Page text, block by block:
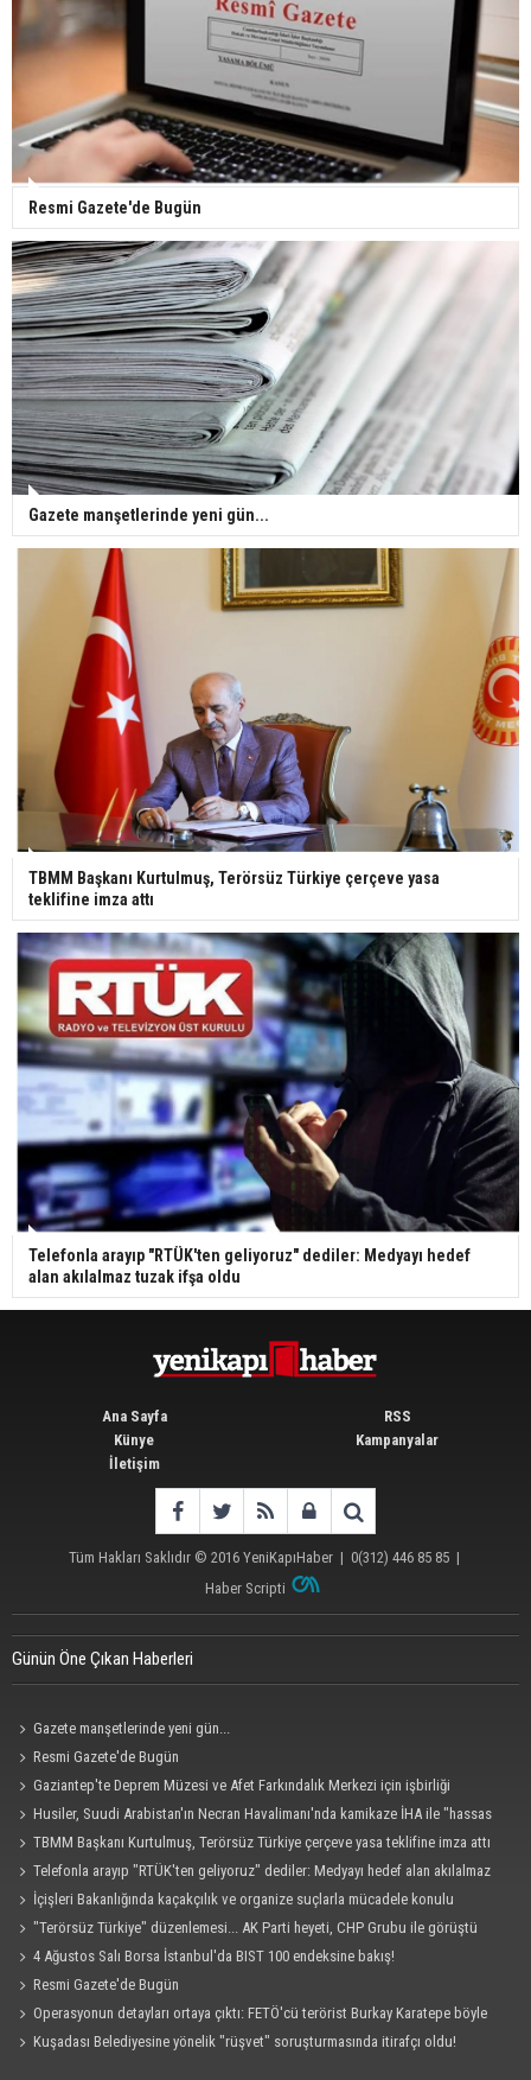
Gazze'deki Sağlık Bakanlığı duyurdu: Vahşetin
pençesinde 2 salgın vaka tespit edildi
Resmi Gazete'de Bugün
Gazete manşetlerinde yeni gün...
TBMM Başkanı Kurtulmuş, Terörsüz Türkiye çerçeve yasa
teklifine imza attı
Telefonla arayıp "RTÜK'ten geliyoruz" dediler: Medyayı hedef
alan akılalmaz tuzak ifşa oldu
Ana Sayfa
Künye
İletişim
RSS
Kampanyalar
Tüm Hakları Saklıdır © 2016 YeniKapıHaber| 0(312) 446 85 85|
Haber Scripti
Günün Öne Çıkan Haberleri
Gazete manşetlerinde yeni gün...
Resmi Gazete'de Bugün
Gaziantep'te Deprem Müzesi ve Afet Farkındalık Merkezi için işbirliği
protokolü imzalandı
Husiler, Suudi Arabistan'ın Necran Havalimanı'nda kamikaze İHA ile "hassas
bir hedefi" vurduklarını açıkladı
TBMM Başkanı Kurtulmuş, Terörsüz Türkiye çerçeve yasa teklifine imza attı
Telefonla arayıp "RTÜK'ten geliyoruz" dediler: Medyayı hedef alan akılalmaz
tuzak ifşa oldu
İçişleri Bakanlığında kaçakçılık ve organize suçlarla mücadele konulu
güvenlik toplantısı yapıldı
"Terörsüz Türkiye" düzenlemesi... AK Parti heyeti, CHP Grubu ile görüştü
4 Ağustos Salı Borsa İstanbul'da BIST 100 endeksine bakış!
Resmi Gazete'de Bugün
Operasyonun detayları ortaya çıktı: FETÖ'cü terörist Burkay Karatepe böyle
yakalandı!
Kuşadası Belediyesine yönelik "rüşvet" soruşturmasında itirafçı oldu!